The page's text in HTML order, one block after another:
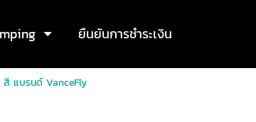
ยืนยันการชำระเงิน
แบรนด์ VanceFly